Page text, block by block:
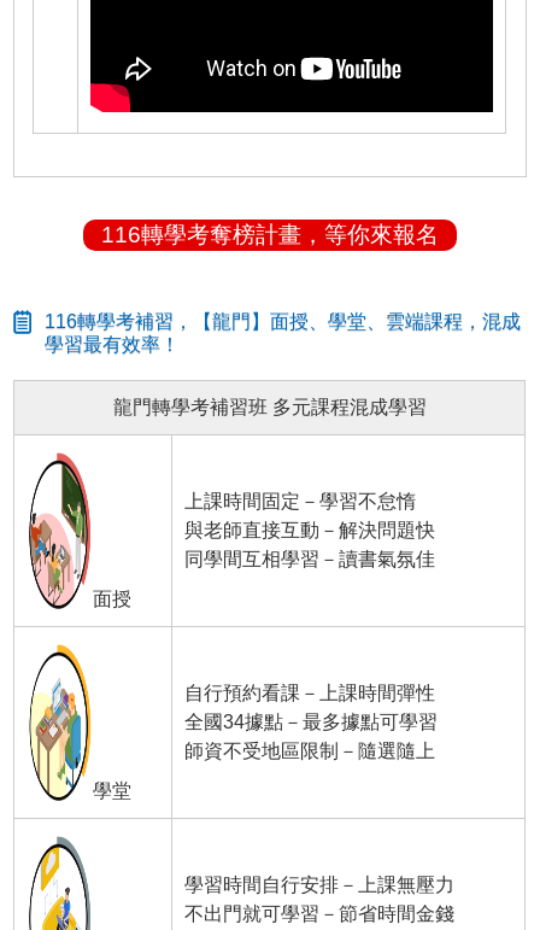
116轉學考奪榜計畫，等你來報名
116轉學考補習，【龍門】面授、學堂、雲端課程，混成
學習最有效率！
龍門轉學考補習班 多元課程混成學習
面授
上課時間固定－學習不怠惰
與老師直接互動－解決問題快
同學間互相學習－讀書氣氛佳
學堂
自行預約看課－上課時間彈性
全國34據點－最多據點可學習
師資不受地區限制－隨選隨上
學習時間自行安排－上課無壓力
不出門就可學習－節省時間金錢